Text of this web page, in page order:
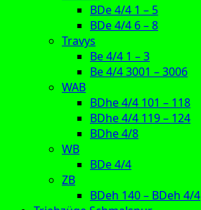
BDe 4/4 1 – 5
BDe 4/4 6 – 8
Travys
Be 4/4 1 – 3
Be 4/4 3001 – 3006
WAB
BDhe 4/4 101 – 118
BDhe 4/4 119 – 124
BDhe 4/8
WB
BDe 4/4
ZB
BDeh 140 – BDeh 4/4